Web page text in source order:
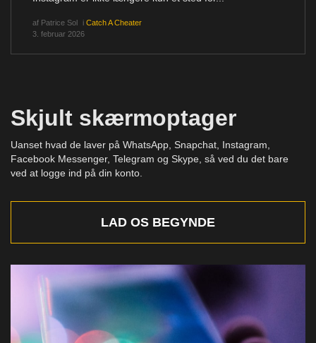
af Patrice Sol i Catch A Cheater
3. februar 2026
Skjult skærmoptager
Uanset hvad de laver på WhatsApp, Snapchat, Instagram,
Facebook Messenger, Telegram og Skype, så ved du det bare
ved at logge ind på din konto.
LAD OS BEGYNDE